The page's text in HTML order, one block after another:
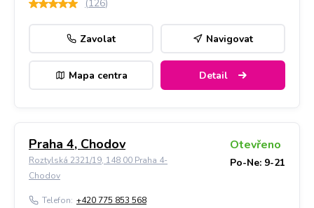
(126)
Zavolat Navigovat
Mapa centra Detail
Praha 4, Chodov
Roztylská 2321/19, 148 00 Praha 4-
Chodov
Otevřeno
Po-Ne: 9-21
Telefon: +420 775 853 568